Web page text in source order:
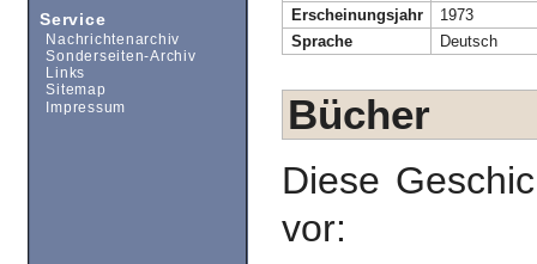
Erscheinungsjahr
1973
Sprache
Deutsch
Bücher
Diese
vor:
Service
Nachrichtenarchiv
Sonderseiten-Archiv
Links
Sitemap
Impressum